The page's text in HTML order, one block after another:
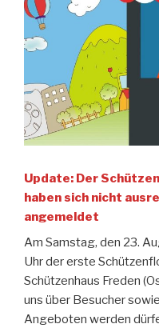
Update: Der
haben sich nicht
angemeldet
Am Samstag, den 23.
Uhr der erste
Schützenhaus Freden
uns über Besucher
Angeboten werden